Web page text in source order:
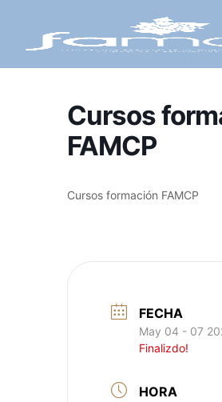
Cursos
FAMCP
Cursos formación FAMCP
FECHA
May 04 - 07
Finalizdo!
HORA